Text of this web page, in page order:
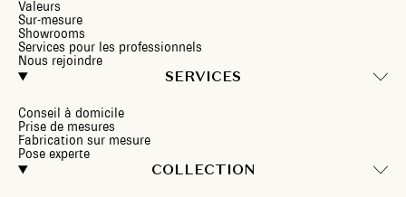
Valeurs
Sur-mesure
Showrooms
Services pour les professionnels
Nous rejoindre
SERVICES
Conseil à domicile
Prise de mesures
Fabrication sur mesure
Pose experte
COLLECTION